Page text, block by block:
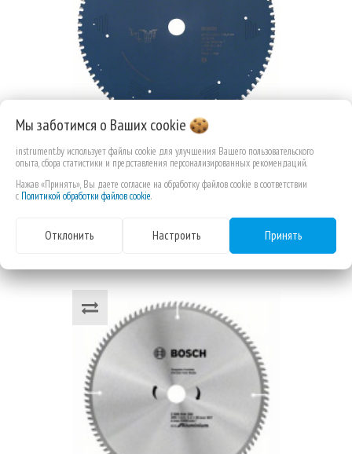
Пильный диск Expert for Steel
Bosch 305 x 25,4 x 2,6 mm, 80
(2608643061) Bosch
601,16 РУБ.КОП.
Мы заботимся о Вашихcookie
instrument.by использует файлы cookie для улучшения Вашего пользовательского
опыта, сбора статистики и представления персонализированных рекомендаций.
Нажав «Принять», Вы даете согласие на обработку файлов cookie в соответствии
с Политикой обработки файлов cookie.
Отклонить Настроить Принять